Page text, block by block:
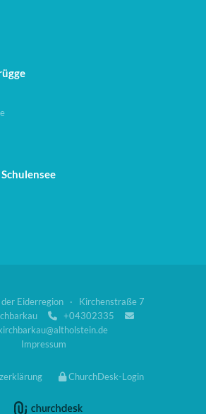
Eiderregion · Kirchenstraße 7
 +04302335 
Impressum
ChurchDesk-Login